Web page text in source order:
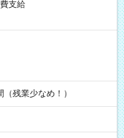
支給
残業少なめ！）